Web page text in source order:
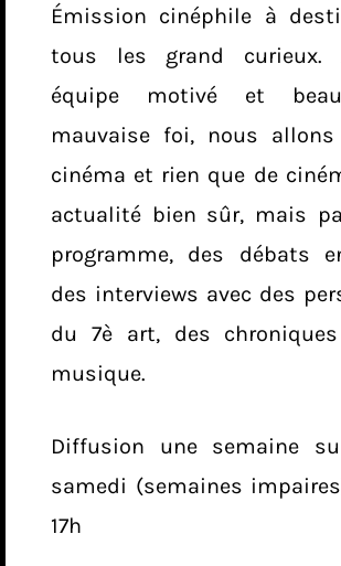
Émission cinéphile à
tous les grand curieux.
équipe motivé et
mauvaise foi, nous
cinéma et rien que de
actualité bien sûr, mais
programme, des débats
des interviews avec des
du 7è art, des
musique.
Diffusion une semaine
samedi (semaines
17h